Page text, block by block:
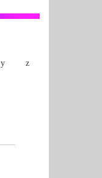
y z